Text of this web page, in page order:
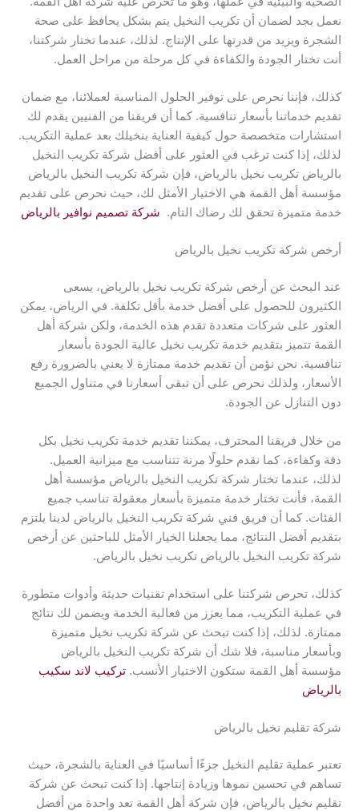
نعمل بجد لضمان أن تكريب النخيل يتم بشكل يحافظ على صحة
الشجرة ويزيد من قدرتها على الإنتاج. لذلك، عندما تختار شركتنا،
أنت تختار الجودة والكفاءة في كل مرحلة من مراحل العمل.
كذلك، فإننا نحرص على توفير الحلول المناسبة لعملائنا، مع ضمان
تقديم خدماتنا بأسعار تنافسية. كما أن فريقنا من الفنيين يقدم لك
استشارات متخصصة حول كيفية العناية بنخيلك بعد عملية التكريب.
لذلك، إذا كنت ترغب في العثور على أفضل شركة تكريب النخيل
بالرياض تكريب نخيل بالرياض، فإن شركة تكريب النخيل بالرياض
مؤسسة أهل القمة هي الاختيار الأمثل لك، حيث نحرص على تقديم
خدمة متميزة تحقق لك رضاك التام. شركة تصميم نوافير بالرياض
أرخص شركة تكريب نخيل بالرياض
عند البحث عن أرخص شركة تكريب نخيل بالرياض، يسعى
الكثيرون للحصول على أفضل خدمة بأقل تكلفة. في الرياض، يمكن
العثور على شركات متعددة تقدم هذه الخدمة، ولكن شركة أهل
القمة تتميز بتقديم خدمة تكريب نخيل عالية الجودة بأسعار
تنافسية. نحن نؤمن أن تقديم خدمة ممتازة لا يعني بالضرورة رفع
الأسعار، ولذلك نحرص على أن تبقى أسعارنا في متناول الجميع
دون التنازل عن الجودة.
من خلال فريقنا المحترف، يمكننا تقديم خدمة تكريب نخيل بكل
دقة وكفاءة، كما نقدم حلولًا مرنة تتناسب مع ميزانية العميل.
لذلك، عندما تختار شركة تكريب النخيل بالرياض مؤسسة أهل
القمة، فأنت تختار خدمة متميزة بأسعار معقولة تناسب جميع
الفئات. كما أن فريق فني شركة تكريب النخيل بالرياض لدينا يلتزم
بتقديم أفضل النتائج، مما يجعلنا الخيار الأمثل للباحثين عن أرخص
شركة تكريب النخيل بالرياض تكريب نخيل بالرياض.
كذلك، تحرص شركتنا على استخدام تقنيات حديثة وأدوات متطورة
في عملية التكريب، مما يعزز من فعالية الخدمة ويضمن لك نتائج
ممتازة. لذلك، إذا كنت تبحث عن شركة تكريب نخيل متميزة
وبأسعار مناسبة، فلا شك أن شركة تكريب النخيل بالرياض
مؤسسة أهل القمة ستكون الاختيار الأنسب.تركيب لاند سكيب
بالرياض
شركة تقليم نخيل بالرياض
تعتبر عملية تقليم النخيل جزءًا أساسيًا في العناية بالشجرة، حيث
تساهم في تحسين نموها وزيادة إنتاجها. إذا كنت تبحث عن شركة
تقليم نخيل بالرياض، فإن شركة أهل القمة تعد واحدة من أفضل